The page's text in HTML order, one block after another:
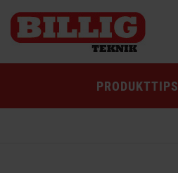
PRODUKTTIPS